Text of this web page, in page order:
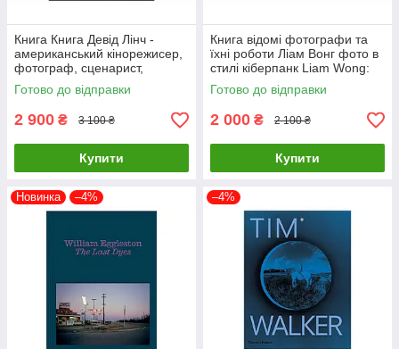
Книга Книга Девід Лінч -
американський кінорежисер,
фотограф, сценарист,
художник, актор. David Lynch.
Digital Nudes
Готово до відправки
2 900 ₴ 3 100 ₴
Купити
Книга відомі фотографи та
їхні роботи Ліам Вонг фото в
стилі кіберпанк Liam Wong:
TOKYOO (М'яка палітурка)
Готово до відправки
2 000 ₴ 2 100 ₴
Купити
Новинка –4% –4%